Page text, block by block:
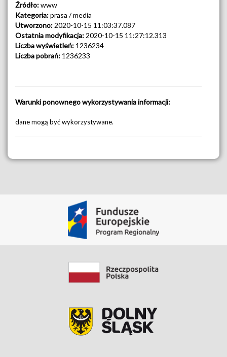
Źródło:www
Kategoria:prasa / media
Utworzono: 2020-10-15 11:03:37.087
Ostatnia modyfikacja: 2020-10-15 11:27:12.313
Liczba wyświetleń: 1236234
Liczba pobrań: 1236233
Warunki ponownego wykorzystywania informacji:
dane mogą być wykorzystywane.
Pobierz Zasób
Data modyfikacji: 2021-03-31 10:02:21.657